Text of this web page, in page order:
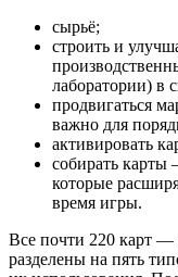
сырьё;
строить и
лаборатории) в
продвигаться
важно для
активировать
собирать карты
которые
время игры.
Все почти 220 карт —
разделены на пять